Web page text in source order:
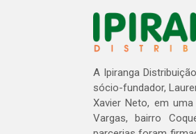
A Ipiranga
sócio-fundador,
Xavier Neto, em
Vargas, bairro